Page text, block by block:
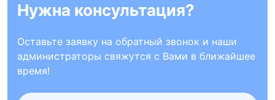
Нужна консультация?
Оставьте заявку на обратный звонок и наши
администраторы свяжутся с Вами в ближайшее
время!